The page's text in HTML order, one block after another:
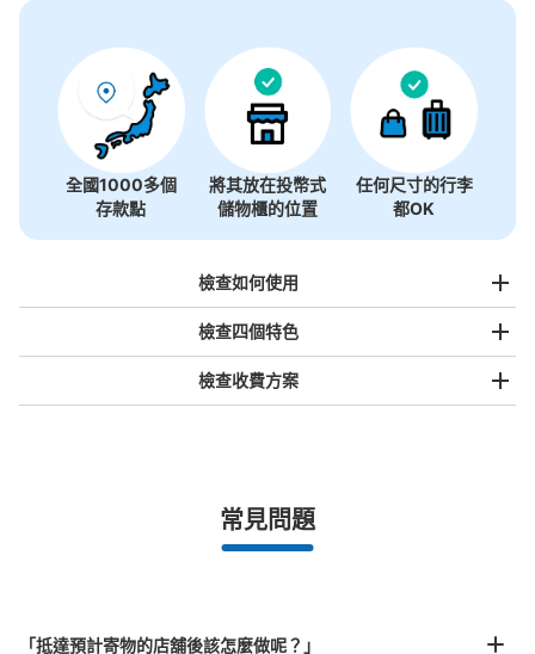
从JR舞浜駅站步行0分钟。
全國1000多個
存款點
將其放在投幣式
儲物櫃的位置
任何尺寸的行李
都OK
檢查如何使用
事先用手機預約
指定的日期和時間
檢查四個特色
全國有1,000家以上合作店鋪
檢查收費方案
最長邊未滿45cm的行李（小型背包、手提包、手提行李
常見問題
「抵達預計寄物的店舖後該怎麼做呢？」